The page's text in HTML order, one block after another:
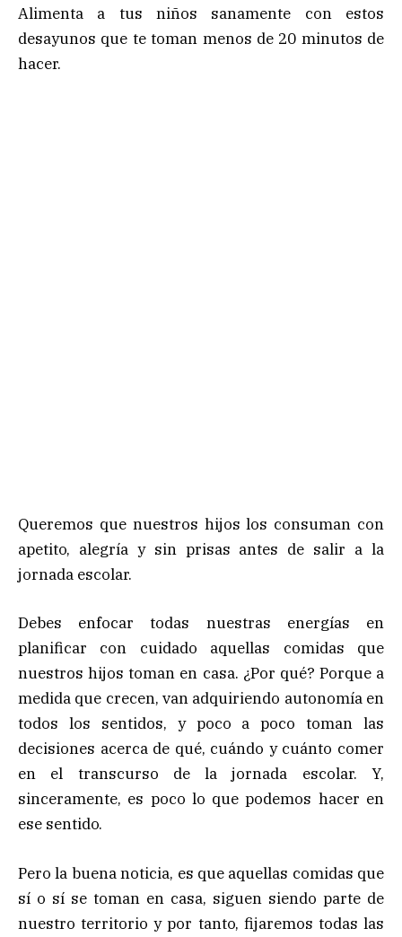
Alimenta a tus niños sanamente con estos
desayunos que te toman menos de 20 minutos de
hacer.
Queremos que nuestros hijos los consuman con
apetito, alegría y sin prisas antes de salir a la
jornada escolar.
Debes enfocar todas nuestras energías en
planificar con cuidado aquellas comidas que
nuestros hijos toman en casa. ¿Por qué? Porque a
medida que crecen, van adquiriendo autonomía en
todos los sentidos, y poco a poco toman las
decisiones acerca de qué, cuándo y cuánto comer
en el transcurso de la jornada escolar. Y,
sinceramente, es poco lo que podemos hacer en
ese sentido.
Pero la buena noticia, es que aquellas comidas que
sí o sí se toman en casa, siguen siendo parte de
nuestro territorio y por tanto, fijaremos todas las